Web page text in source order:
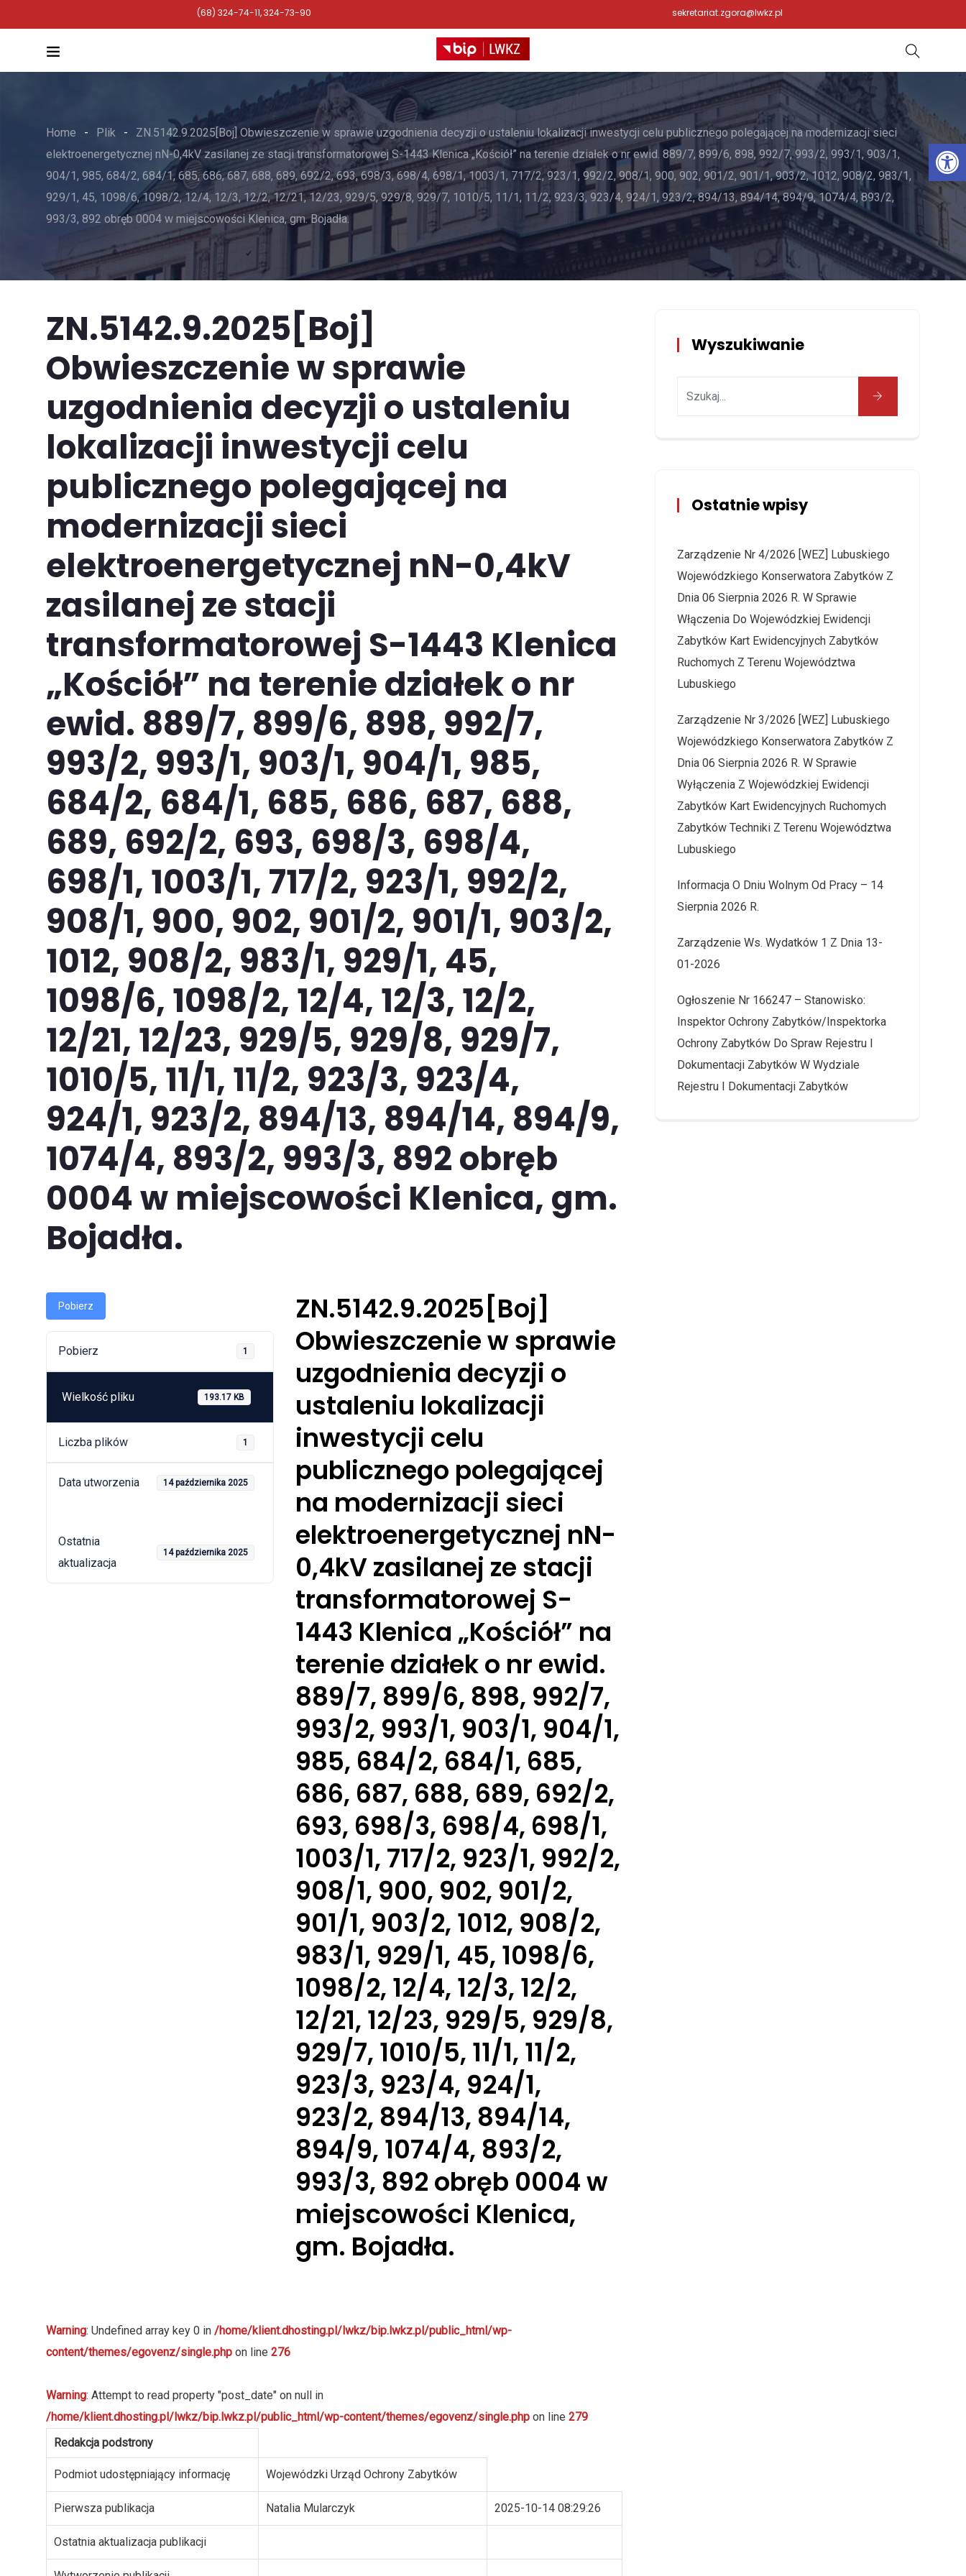
(68) 324-74-11, 324-73-90 sekretariat.zgora@lwkz.pl
Home Plik
ZN.5142.9.2025[Boj] Obwieszczenie w sprawie uzgodnienia decyzji o ustaleniu lokalizacji inwestycji celu publicznego polegającej na modernizacji sieci
elektroenergetycznej nN-0,4kV zasilanej ze stacji transformatorowej S-1443 Klenica „Kościół” na terenie działek o nr ewid. 889/7, 899/6, 898, 992/7, 993/2, 993/1, 903/1,
904/1, 985, 684/2, 684/1, 685, 686, 687, 688, 689, 692/2, 693, 698/3, 698/4, 698/1, 1003/1, 717/2, 923/1, 992/2, 908/1, 900, 902, 901/2, 901/1, 903/2, 1012, 908/2, 983/1,
929/1, 45, 1098/6, 1098/2, 12/4, 12/3, 12/2, 12/21, 12/23, 929/5, 929/8, 929/7, 1010/5, 11/1, 11/2, 923/3, 923/4, 924/1, 923/2, 894/13, 894/14, 894/9, 1074/4, 893/2,
993/3, 892 obręb 0004 w miejscowości Klenica, gm. Bojadła.
ZN.5142.9.2025[Boj]
Obwieszczenie w sprawie
uzgodnienia decyzji o ustaleniu
lokalizacji inwestycji celu
publicznego polegającej na
modernizacji sieci
elektroenergetycznej nN-0,4kV
zasilanej ze stacji
transformatorowej S-1443 Klenica
„Kościół” na terenie działek o nr
ewid. 889/7, 899/6, 898, 992/7,
993/2, 993/1, 903/1, 904/1, 985,
684/2, 684/1, 685, 686, 687, 688,
689, 692/2, 693, 698/3, 698/4,
698/1, 1003/1, 717/2, 923/1, 992/2,
908/1, 900, 902, 901/2, 901/1, 903/2,
1012, 908/2, 983/1, 929/1, 45,
1098/6, 1098/2, 12/4, 12/3, 12/2,
12/21, 12/23, 929/5, 929/8, 929/7,
1010/5, 11/1, 11/2, 923/3, 923/4,
924/1, 923/2, 894/13, 894/14, 894/9,
1074/4, 893/2, 993/3, 892 obręb
0004 w miejscowości Klenica, gm.
Bojadła.
Pobierz
Pobierz 1
Wielkość pliku 193.17 KB
Liczba plików 1
Data utworzenia 14 października 2025
Ostatnia
aktualizacja
14 października 2025
ZN.5142.9.2025[Boj]
Obwieszczenie w sprawie
uzgodnienia decyzji o
ustaleniu lokalizacji
inwestycji celu
publicznego polegającej
na modernizacji sieci
elektroenergetycznej nN-
0,4kV zasilanej ze stacji
transformatorowej S-
1443 Klenica „Kościół” na
terenie działek o nr ewid.
889/7, 899/6, 898, 992/7,
993/2, 993/1, 903/1, 904/1,
985, 684/2, 684/1, 685,
686, 687, 688, 689, 692/2,
693, 698/3, 698/4, 698/1,
1003/1, 717/2, 923/1, 992/2,
908/1, 900, 902, 901/2,
901/1, 903/2, 1012, 908/2,
983/1, 929/1, 45, 1098/6,
1098/2, 12/4, 12/3, 12/2,
12/21, 12/23, 929/5, 929/8,
929/7, 1010/5, 11/1, 11/2,
923/3, 923/4, 924/1,
923/2, 894/13, 894/14,
894/9, 1074/4, 893/2,
993/3, 892 obręb 0004 w
miejscowości Klenica,
gm. Bojadła.
Warning: Undefined array key 0 in /home/klient.dhosting.pl/lwkz/bip.lwkz.pl/public_html/wp-
content/themes/egovenz/single.php on line 276
Warning: Attempt to read property "post_date" on null in
/home/klient.dhosting.pl/lwkz/bip.lwkz.pl/public_html/wp-content/themes/egovenz/single.php on line 279
Redakcja podstrony
Podmiot udostępniający informację Wojewódzki Urząd Ochrony Zabytków
Pierwsza publikacja Natalia Mularczyk 2025-10-14 08:29:26
Ostatnia aktualizacja publikacji
Wyszukiwanie
Ostatnie wpisy
Zarządzenie Nr 4/2026 [WEZ] Lubuskiego
Wojewódzkiego Konserwatora Zabytków Z
Dnia 06 Sierpnia 2026 R. W Sprawie
Włączenia Do Wojewódzkiej Ewidencji
Zabytków Kart Ewidencyjnych Zabytków
Ruchomych Z Terenu Województwa
Lubuskiego
Zarządzenie Nr 3/2026 [WEZ] Lubuskiego
Wojewódzkiego Konserwatora Zabytków Z
Dnia 06 Sierpnia 2026 R. W Sprawie
Wyłączenia Z Wojewódzkiej Ewidencji
Zabytków Kart Ewidencyjnych Ruchomych
Zabytków Techniki Z Terenu Województwa
Lubuskiego
Informacja O Dniu Wolnym Od Pracy – 14
Sierpnia 2026 R.
Zarządzenie Ws. Wydatków 1 Z Dnia 13-
01-2026
Ogłoszenie Nr 166247 – Stanowisko:
Inspektor Ochrony Zabytków/Inspektorka
Ochrony Zabytków Do Spraw Rejestru I
Dokumentacji Zabytków W Wydziale
Rejestru I Dokumentacji Zabytków